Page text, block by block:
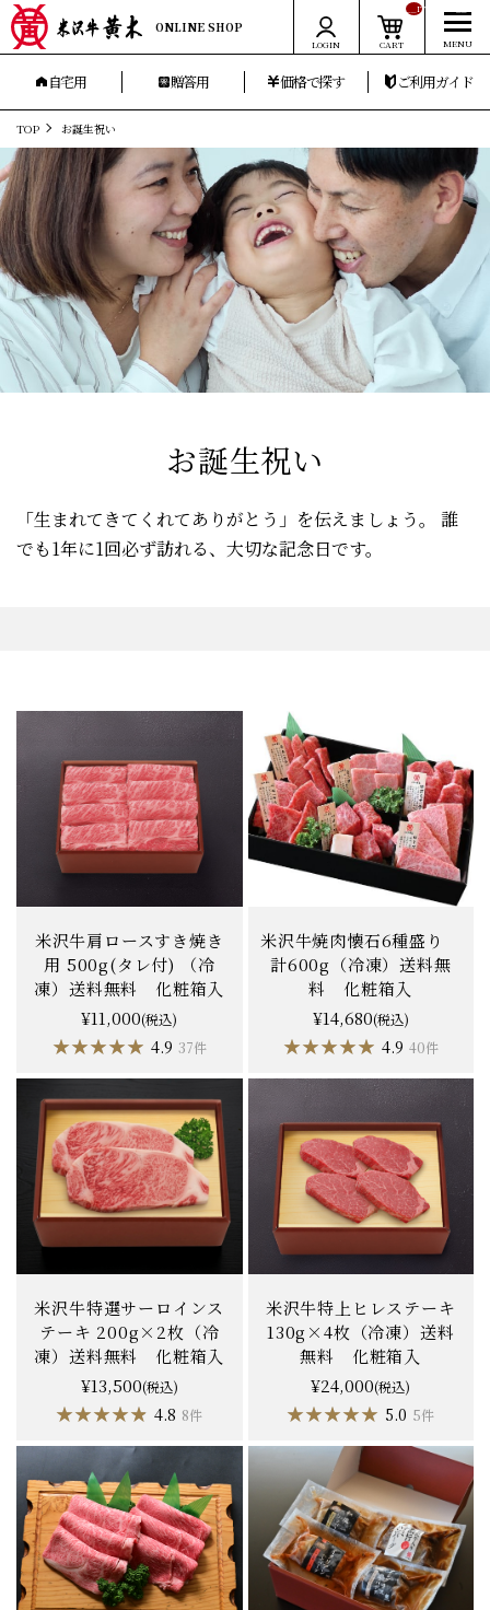
ONLINE SHOP
LOGIN CART
__ITM_CNT__
自宅用 贈答用 価格で探す ご利用ガイド
TOP お誕生祝い
お誕生祝い
「生まれてきてくれてありがとう」を伝えましょう。
誰
でも1年に1回必ず訪れる、大切な記念日です。
米沢牛肩ロースすき焼き
用 500g(タレ付) （冷
凍）送料無料 化粧箱入
¥11,000(税込)
★★★★★
★★★★★ 4.9 37件
米沢牛焼肉懐石6種盛り
計600g（冷凍）送料無
料 化粧箱入
¥14,680(税込)
★★★★★
★★★★★ 4.9 40件
米沢牛特選サーロインス
テーキ 200g×2枚（冷
凍）送料無料 化粧箱入
¥13,500(税込)
★★★★★
★★★★★ 4.8 8件
米沢牛特上ヒレステーキ
130g×4枚（冷凍）送料
無料 化粧箱入
¥24,000(税込)
★★★★★
★★★★★ 5.0 5件